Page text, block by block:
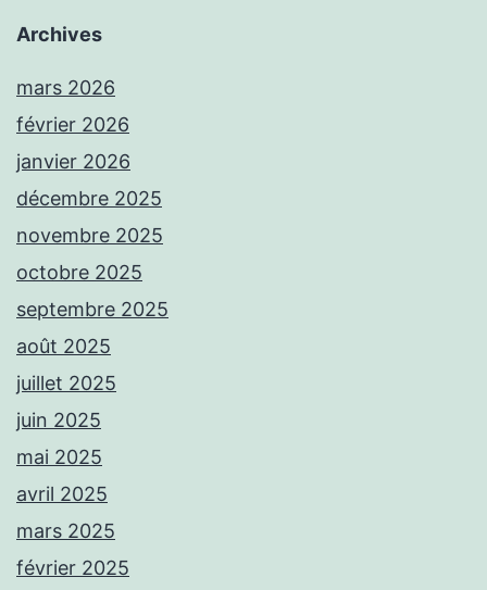
Archives
mars 2026
février 2026
janvier 2026
décembre 2025
novembre 2025
octobre 2025
septembre 2025
août 2025
juillet 2025
juin 2025
mai 2025
avril 2025
mars 2025
février 2025